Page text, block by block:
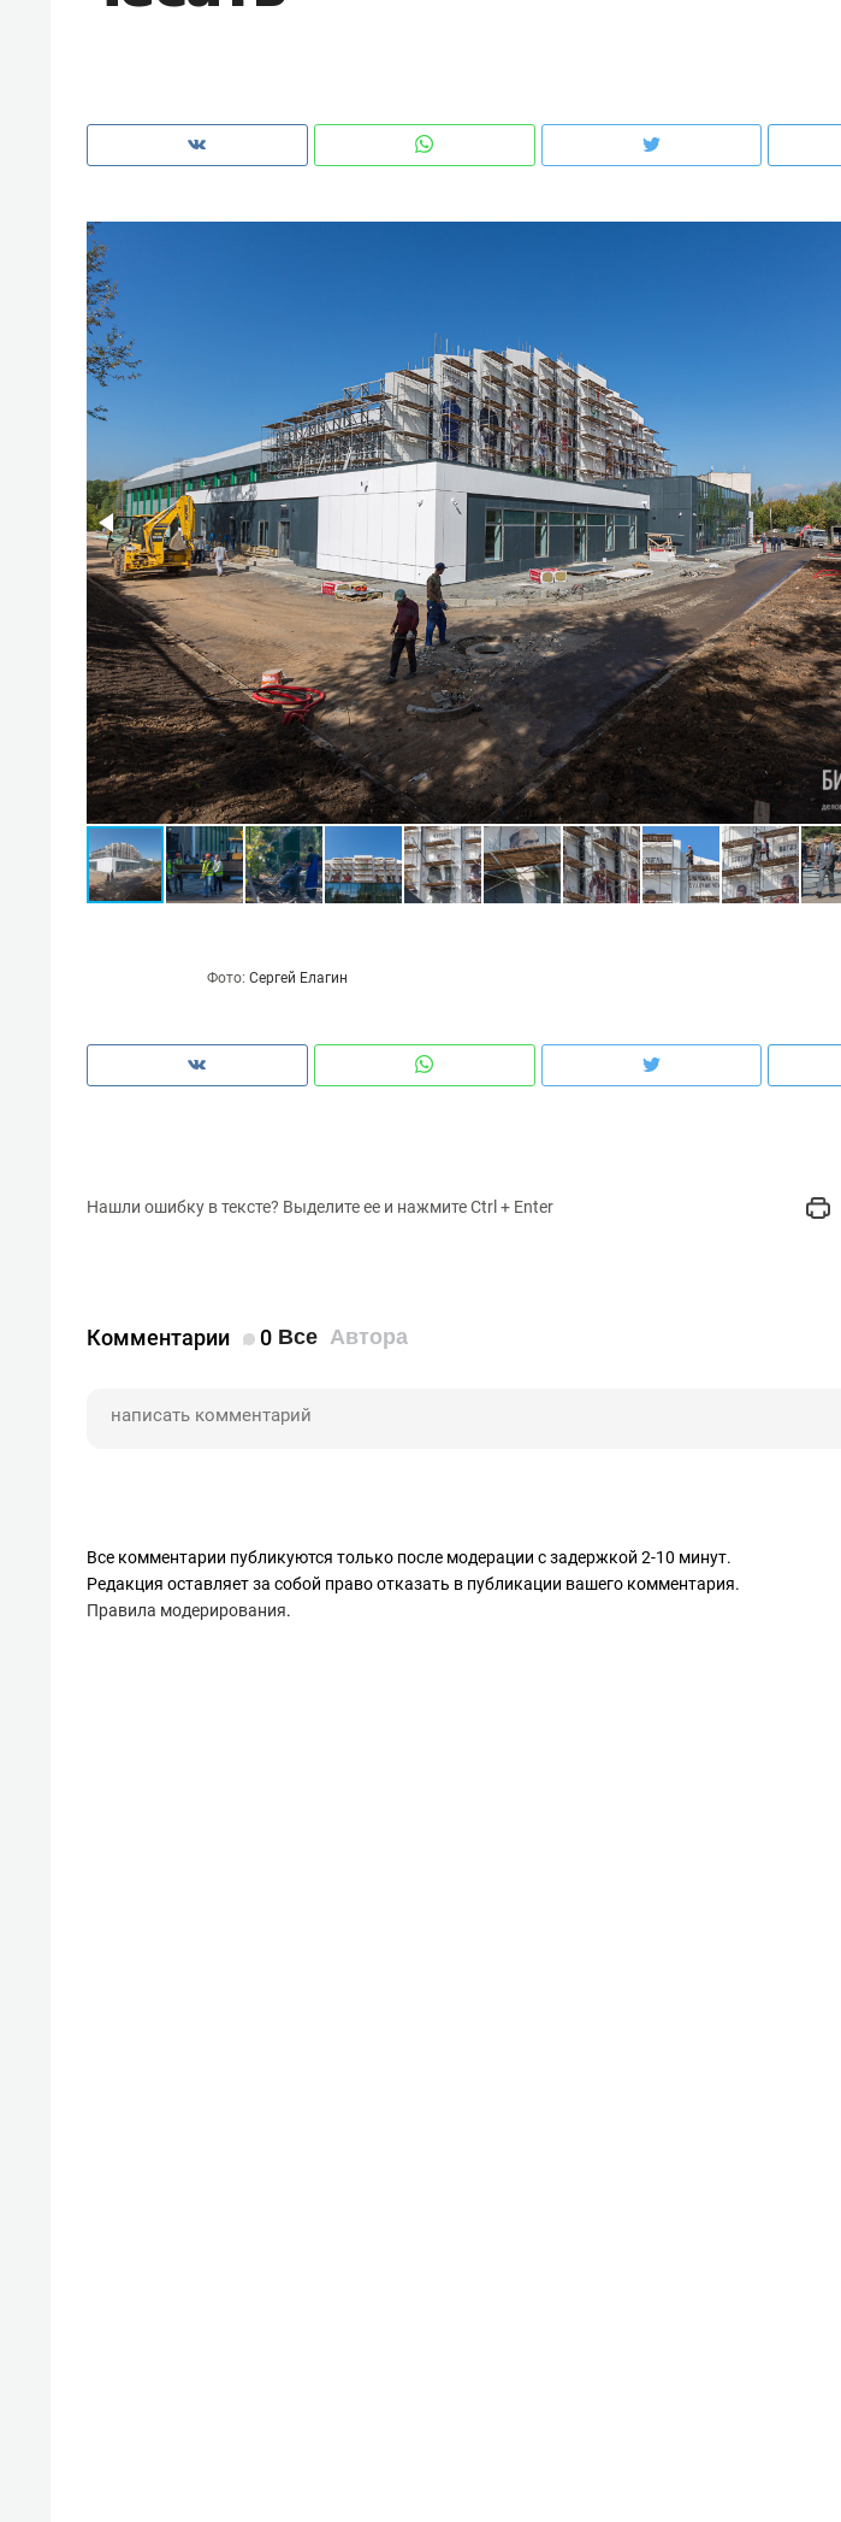
Фото: Сергей Елагин
Нашли ошибку в тексте? Выделите ее и нажмите Ctrl + Enter
Комментарии 0 Все Автора
Все комментарии публикуются только после модерации с задержкой 2-10 минут.
Редакция оставляет за собой право отказать в публикации вашего комментария.
Правила модерирования.
Как ГК «МИР ГРУПП» и ВТБ
создают оазис жилого
комфорта под Казанью
Рекомендуем
150 камер до квартиры и Face
ID вместо ключа: какой будет
безопасность в ЖК «Нова»